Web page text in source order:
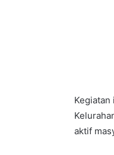
aktif